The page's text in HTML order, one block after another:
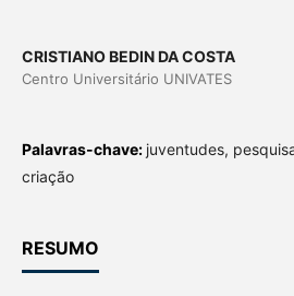
CRISTIANO BEDIN DA COSTA
Centro Universitário UNIVATES
Palavras-chave: juventudes,
criação
RESUMO